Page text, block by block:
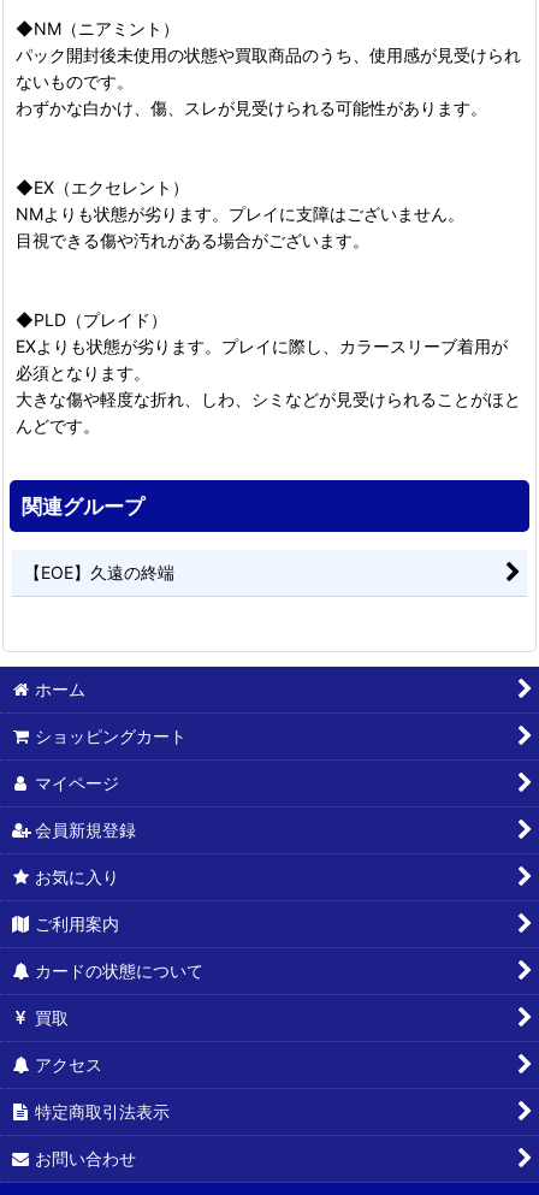
◆NM（ニアミント）
パック開封後未使用の状態や買取商品のうち、使用感が見受けられ
ないものです。
わずかな白かけ、傷、スレが見受けられる可能性があります。
◆EX（エクセレント）
NMよりも状態が劣ります。プレイに支障はございません。
目視できる傷や汚れがある場合がございます。
◆PLD（プレイド）
EXよりも状態が劣ります。プレイに際し、カラースリーブ着用が
必須となります。
大きな傷や軽度な折れ、しわ、シミなどが見受けられることがほと
んどです。
関連グループ
【EOE】久遠の終端
ホーム
ショッピングカート
マイページ
会員新規登録
お気に入り
ご利用案内
カードの状態について
買取
アクセス
特定商取引法表示
お問い合わせ